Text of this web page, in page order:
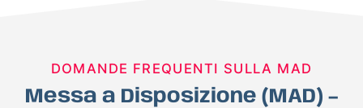
DOMANDE FREQUENTI SULLA MAD
Messa a Disposizione (MAD) –